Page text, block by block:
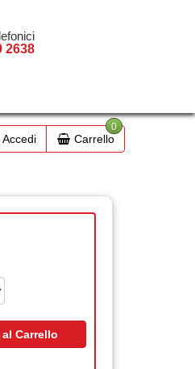
2638
Accedi
0
Carrello
Carrello